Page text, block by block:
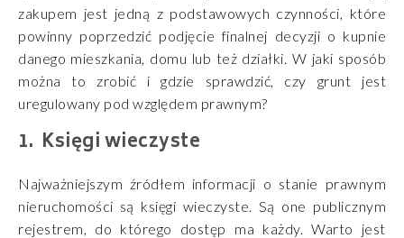
zakupem jest jedną z podstawowych czynności, które
powinny poprzedzić podjęcie finalnej decyzji o kupnie
danego mieszkania, domu lub też działki. W jaki sposób
można to zrobić i gdzie sprawdzić, czy grunt jest
uregulowany pod względem prawnym?
Księgi wieczyste
Najważniejszym źródłem informacji o stanie prawnym
nieruchomości są księgi wieczyste. Są one publicznym
rejestrem, do którego dostęp ma każdy. Warto jest